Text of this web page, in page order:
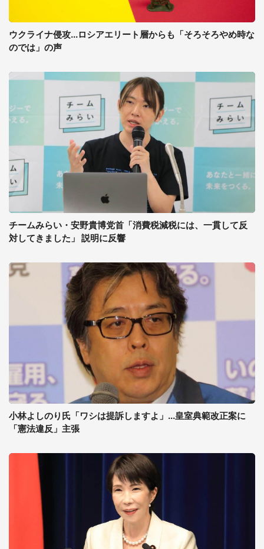
ウクライナ侵攻...ロシアエリート層からも「そろそろやめ時な
のでは」の声
チームみらい・安野貴博党首「消費税減税には、一貫して反
対してきました」 説明に反響
小林よしのり氏「ワシは提訴しますよ」...皇室典範改正案に
「憲法違反」主張